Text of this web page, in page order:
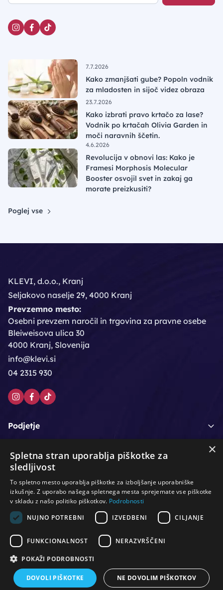
7.7.2026
Kako zmanjšati gube? Popoln vodnik
za mladosten in sijoč videz obraza
23.7.2026
Kako izbrati pravo krtačo za lase?
Vodnik po krtačah Olivia Garden in
moči naravnih ščetin.
4.6.2026
Revolucija v obnovi las: Kako je
Framesi Morphosis Molecular
Booster osvojil svet in zakaj ga
morate preizkusiti?
Poglej vse
KLEVI, d.o.o., Kranj
Seljakovo naselje 29, 4000 Kranj
Prevzemno mesto:
Osebni prevzem naročil in trgovina za pravne osebe
Bleiweisova ulica 30
4000 Kranj, Slovenija
info@klevi.si
04 2315 930
Podjetje
Moj račun
Podpora strankam
Lasje & nega las / Roke & nohti / Orodje - kozmetično /
Oprema za salone / Čistoča & zaščita / Ostalo
© Vse pravice pridržane. Produkcija:PNV d.o.o.
×
Spletna stran uporablja piškotke za
sledljivost
To spletno mesto uporablja piškotke za izboljšanje uporabniške
izkušnje. Z uporabo našega spletnega mesta sprejemate vse piškotke
v skladu z našo politiko piškotkov. Podrobnosti
NUJNO POTREBNI
IZVEDBENI CILJANJE
FUNKCIONALNOST NERAZVRŠČENI
POKAŽI PODROBNOSTI
DOVOLI PIŠKOTKE NE DOVOLIM PIŠKOTKOV